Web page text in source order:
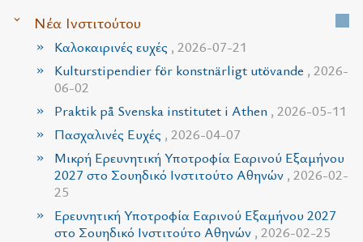
Νέα Ινστιτούτου
Καλοκαιρινές ευχές , 2026-07-21
Kulturstipendier för konstnärligt utövande , 2026-
06-02
Praktik på Svenska institutet i Athen , 2026-05-11
Πασχαλινές Ευχές , 2026-04-07
Μικρή Ερευνητική Υποτροφία Εαρινού Εξαμήνου
2027 στο Σουηδικό Ινστιτούτο Αθηνών , 2026-02-
25
Ερευνητική Υποτροφία Εαρινού Εξαμήνου 2027
στο Σουηδικό Ινστιτούτο Αθηνών , 2026-02-25